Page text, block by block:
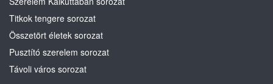
Titkok tengere sorozat
Összetört életek sorozat
Pusztító szerelem sorozat
Távoli város sorozat